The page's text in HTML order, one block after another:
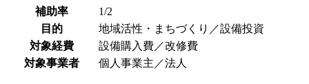
補助率
1/2
目的
地域活性・まちづくり／設備投資
対象経費
設備購入費／改修費
対象事業者
個人事業主／法人